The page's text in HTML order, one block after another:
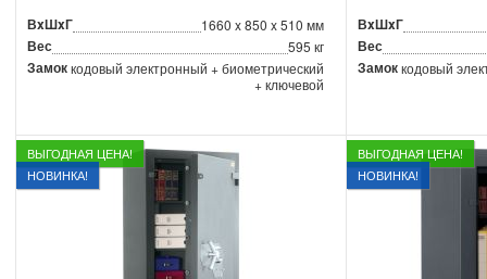
ВxШxГ 1660 x 850 x 510 мм
Вес 595 кг
Замоккодовый электронный + биометрический
+ ключевой
ВxШxГ
Вес
Замоккодовый
ВЫГОДНАЯ ЦЕНА!
НОВИНКА!
ВЫГОДНАЯ ЦЕНА!
НОВИНКА!